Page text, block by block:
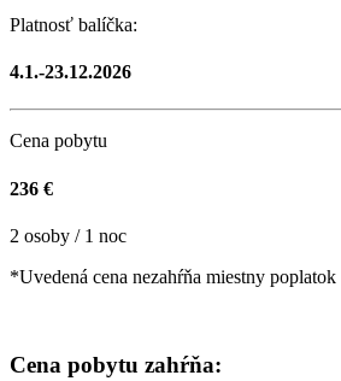
Platnosť balíčka:
4.1.-23.12.2026
Cena pobytu
236 €
2 osoby / 1 noc
*Uvedená cena nezahŕňa miestny
Cena pobytu zahŕňa: